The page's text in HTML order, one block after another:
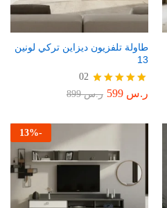
طاولة تلفزيون ديزاين تركي لونين
13
تم التقييم
02
ر.س ر.س899
-
13%